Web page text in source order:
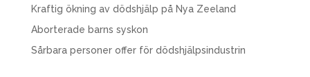
Kraftig ökning av dödshjälp på Nya Zeeland
Aborterade barns syskon
Sårbara personer offer för dödshjälpsindustrin